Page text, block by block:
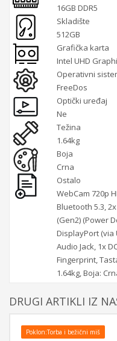
16GB DDR5
Skladište
512GB
Grafička karta
Intel UHD
Operativni
FreeDos
Optički uređaj
Ne
Težina
1.64kg
Boja
Crna
Ostalo
WebCam 720p
Bluetooth 5.3, 2x
(Gen2) (Power
DisplayPort (via
Audio Jack, 1x
Fingerprint,
1.64kg, Boja:
DRUGI ARTIKLI IZ
Poklon:Torba i bežični miš